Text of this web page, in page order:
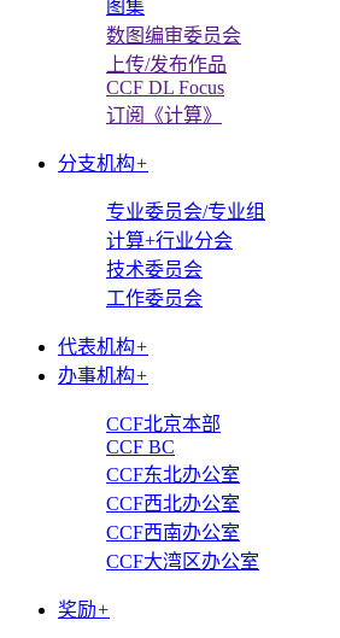
图集
数图编审委员会
上传/发布作品
CCF DL Focus
订阅《计算》
分支机构+
专业委员会/专业组
计算+行业分会
技术委员会
工作委员会
代表机构+
办事机构+
CCF北京本部
CCF BC
CCF东北办公室
CCF西北办公室
CCF西南办公室
CCF大湾区办公室
奖励+